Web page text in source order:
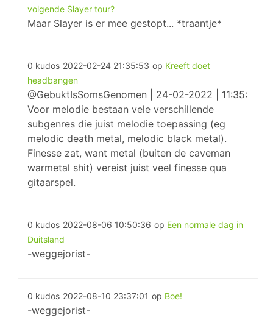
volgende Slayer tour?
Maar Slayer is er mee gestopt... *traantje*
0 kudos 2022-02-24 21:35:53 op Kreeft doet
headbangen
@GebuktIsSomsGenomen | 24-02-2022 | 11:35:
Voor melodie bestaan vele verschillende
subgenres die juist melodie toepassing (eg
melodic death metal, melodic black metal).
Finesse zat, want metal (buiten de caveman
warmetal shit) vereist juist veel finesse qua
gitaarspel.
0 kudos 2022-08-06 10:50:36 op Een normale dag in
Duitsland
-weggejorist-
0 kudos 2022-08-10 23:37:01 op Boe!
-weggejorist-